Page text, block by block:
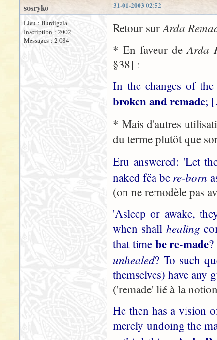
31-01-2003 02:52
sosryko
Lieu : Burdigala
Inscription : 2002
Messages : 2 084
Retour surArda
* En faveur deArda
§38] :
In the changes of
broken and remade;
* Mais d'autres
du terme plutôt que
Eru answered: 'Let
naked fëa be re-born
(on ne remodèle pas
'Asleep or awake,
when shallhealing
that time be re-made
unhealed? To such
themselves) have any
('remade' lié à la
He then has a vision
merely undoing the